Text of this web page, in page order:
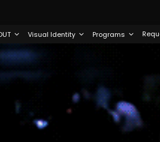
Visual Identity Programs